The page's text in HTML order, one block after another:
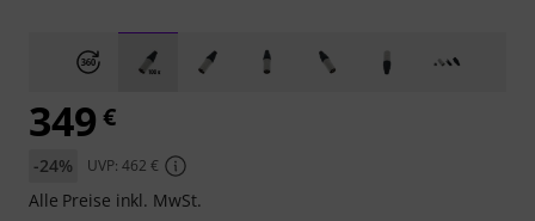
349 €
-24% UVP: 462 €
Alle Preise inkl. MwSt.